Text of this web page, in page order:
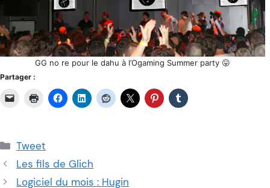
GG no re pour le dahu à l’Ogaming Summer party 😛
Partager :
Catégories
Tweet
Les fils de Glich
Logiciel du mois : Hugin